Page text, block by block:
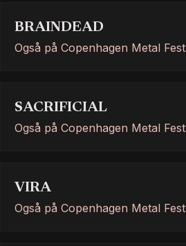
BRAINDEAD
Også på Copenhagen Metal Fest
SACRIFICIAL
Også på Copenhagen Metal Fest
VIRA
Også på Copenhagen Metal Fest